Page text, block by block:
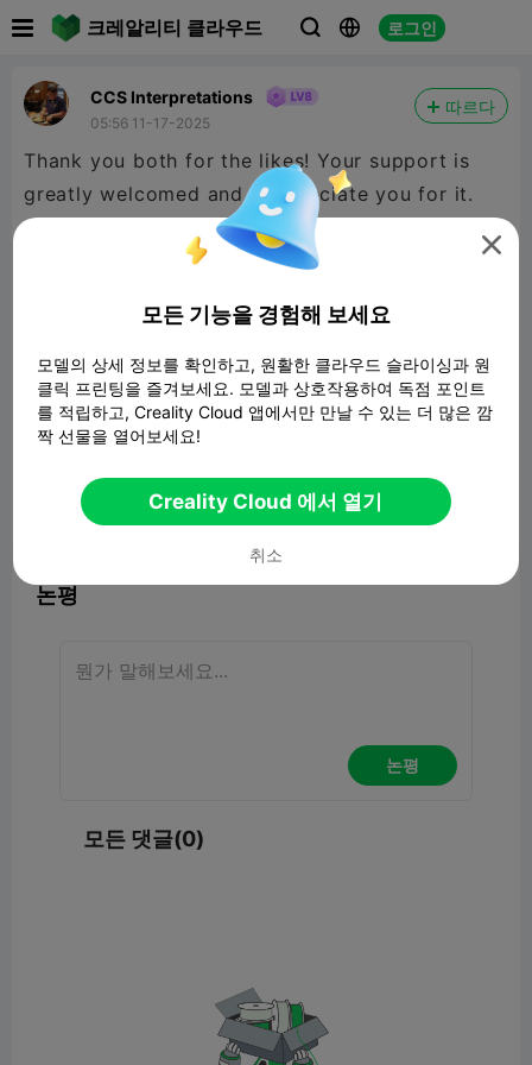
크레알리티 클라우드   로그인
CCS Interpretations
05:56 11-17-2025
따르다
Thank you both for the likes! Your support is
greatly welcomed and I appreciate you for it.
보고서 1 
논평
논평
모든 댓글(0)

모든 기능을 경험해 보세요
모델의 상세 정보를 확인하고, 원활한 클라우드 슬라이싱과 원
클릭 프린팅을 즐겨보세요. 모델과 상호작용하여 독점 포인트
를 적립하고, Creality Cloud 앱에서만 만날 수 있는 더 많은 깜
짝 선물을 열어보세요!
Creality Cloud 에서 열기
취소